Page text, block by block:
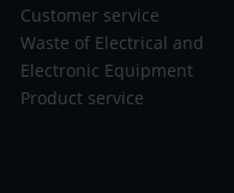
Customer service
Waste of Electrical and
Electronic Equipment
Product service